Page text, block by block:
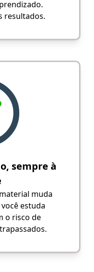
resultados.
sempre à
muda
estuda
o risco de